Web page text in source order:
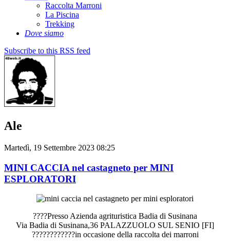
Raccolta Marroni
La Piscina
Trekking
Dove siamo
Subscribe to this RSS feed
Ale
Martedì, 19 Settembre 2023 08:25
MINI CACCIA nel castagneto per MINI
ESPLORATORI
????Presso Azienda agrituristica Badia di Susinana
Via Badia di Susinana,36 PALAZZUOLO SUL SENIO [FI]
????????????in occasione della raccolta dei marroni